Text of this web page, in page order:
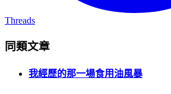
Threads
同類文章
我經歷的那一場食用油風暴